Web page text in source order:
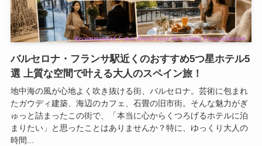
バルセロナ・フランサ駅近くのおすすめ5つ星ホテル5
選 上質な空間で叶える大人のスペイン旅！
地中海の風が心地よく吹き抜ける街、バルセロナ。芸術に包まれ
たガウディ建築、海辺のカフェ、石畳の旧市街。そんな魅力がぎ
ゅっと詰まったこの街で、「本当に心からくつろげるホテルに泊
まりたい」と思ったことはありませんか？特に、ゆっくり大人の
時間...